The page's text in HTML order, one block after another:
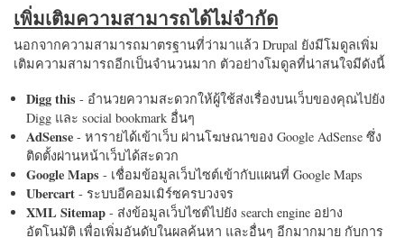
เพิ่มเติมความสามารถได้ไม่จำกัด
นอกจากความสามารถมาตรฐานที่ว่ามาแล้ว Drupal ยังมีโมดูลเพิ่ม
เติมความสามารถอีกเป็นจำนวนมาก ตัวอย่างโมดูลที่น่าสนใจมีดังนี้
Digg this - อำนวยความสะดวกให้ผู้ใช้ส่งเรื่องบนเว็บของคุณไปยัง
Digg และ social bookmark อื่นๆ
AdSense - หารายได้เข้าเว็บ ผ่านโฆษณาของ Google AdSense ซึ่ง
ติดตั้งผ่านหน้าเว็บได้สะดวก
Google Maps - เชื่อมข้อมูลเว็บไซต์เข้ากับแผนที่ Google Maps
Ubercart - ระบบอีคอมเมิร์ซครบวงจร
XML Sitemap - ส่งข้อมูลเว็บไซต์ไปยัง search engine อย่าง
อัตโนมัติ เพื่อเพิ่มอันดับในผลค้นหา และอื่นๆ อีกมากมาย กับการ